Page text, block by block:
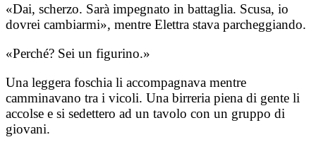
«Dai, scherzo. Sarà impegnato in battaglia. Scusa, io
dovrei cambiarmi», mentre Elettra stava parcheggiando.
«Perché? Sei un figurino.»
Una leggera foschia li accompagnava mentre
camminavano tra i vicoli. Una birreria piena di gente li
accolse e si sedettero ad un tavolo con un gruppo di
giovani.